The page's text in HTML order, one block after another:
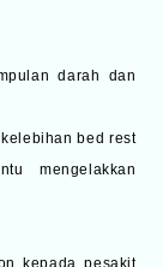
darah dan
bed rest
mengelakkan
kepada pesakit